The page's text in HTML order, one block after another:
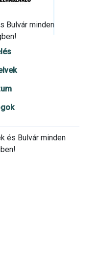
Bulvár minden
és Bulvár minden